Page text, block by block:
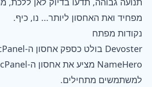
מפחיד ואת האחסון ליותר... נו, כיף.
נקודות מפתח
Devoster בולט כספק אחסון ה-cPanel הטוב ביותר לאמינות, תמחור שקוף ותמיכה מקצועית.
למשתמשים מתחילים.